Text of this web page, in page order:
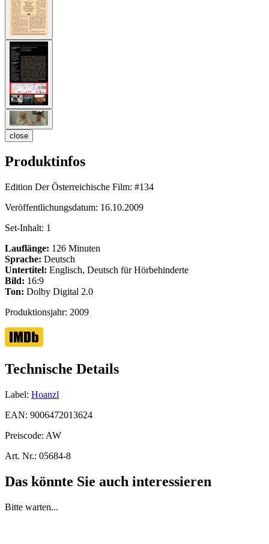
close
Produktinfos
Edition Der Österreichische Film: #134
Veröffentlichungsdatum: 16.10.2009
Set-Inhalt: 1
Lauflänge: 126 Minuten
Sprache: Deutsch
Untertitel: Englisch, Deutsch für Hörbehinderte
Bild: 16:9
Ton: Dolby Digital 2.0
Produktionsjahr: 2009
Technische Details
Label: Hoanzl
EAN: 9006472013624
Preiscode: AW
Art. Nr.: 05684-8
Das könnte Sie auch interessieren
Bitte warten...